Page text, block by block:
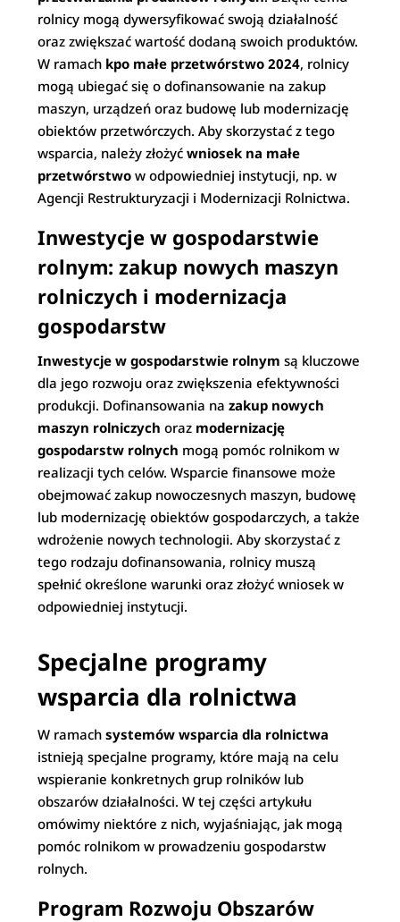
rolnicy mogą dywersyfikować swoją działalność
oraz zwiększać wartość dodaną swoich produktów.
W ramach kpo małe przetwórstwo 2024, rolnicy
mogą ubiegać się o dofinansowanie na zakup
maszyn, urządzeń oraz budowę lub modernizację
obiektów przetwórczych. Aby skorzystać z tego
wsparcia, należy złożyćwniosek na małe
przetwórstwo w odpowiedniej instytucji, np. w
Agencji Restrukturyzacji i Modernizacji Rolnictwa.
Inwestycje w gospodarstwie
rolnym: zakup nowych maszyn
rolniczych i modernizacja
gospodarstw
Inwestycje w gospodarstwie rolnym są kluczowe
dla jego rozwoju oraz zwiększenia efektywności
produkcji. Dofinansowania nazakup nowych
maszyn rolniczych oraz modernizację
gospodarstw rolnych mogą pomóc rolnikom w
realizacji tych celów. Wsparcie finansowe może
obejmować zakup nowoczesnych maszyn, budowę
lub modernizację obiektów gospodarczych, a także
wdrożenie nowych technologii. Aby skorzystać z
tego rodzaju dofinansowania, rolnicy muszą
spełnić określone warunki oraz złożyć wniosek w
odpowiedniej instytucji.
Specjalne programy
wsparcia dla rolnictwa
W ramachsystemów wsparcia dla rolnictwa
istnieją specjalne programy, które mają na celu
wspieranie konkretnych grup rolników lub
obszarów działalności. W tej części artykułu
omówimy niektóre z nich, wyjaśniając, jak mogą
pomóc rolnikom w prowadzeniu gospodarstw
rolnych.
Program Rozwoju Obszarów